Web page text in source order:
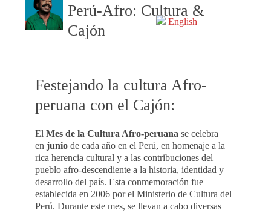
Perú-Afro: Cultura &
Cajón
English
Festejando la cultura Afro-
peruana con el Cajón:
El Mes de la Cultura Afro-peruana se celebra
en junio de cada año en el Perú, en homenaje a la
rica herencia cultural y a las contribuciones del
pueblo afro-descendiente a la historia, identidad y
desarrollo del país. Esta conmemoración fue
establecida en 2006 por el Ministerio de Cultura del
Perú. Durante este mes, se llevan a cabo diversas